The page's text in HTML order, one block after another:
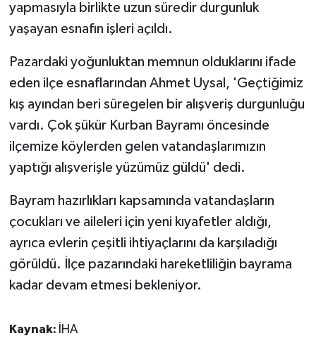
yapmasıyla birlikte uzun süredir durgunluk
yaşayan esnafın işleri açıldı.
Pazardaki yoğunluktan memnun olduklarını ifade
eden ilçe esnaflarından Ahmet Uysal, 'Geçtiğimiz
kış ayından beri süregelen bir alışveriş durgunluğu
vardı. Çok şükür Kurban Bayramı öncesinde
ilçemize köylerden gelen vatandaşlarımızın
yaptığı alışverişle yüzümüz güldü' dedi.
Bayram hazırlıkları kapsamında vatandaşların
çocukları ve aileleri için yeni kıyafetler aldığı,
ayrıca evlerin çeşitli ihtiyaçlarını da karşıladığı
görüldü. İlçe pazarındaki hareketliliğin bayrama
kadar devam etmesi bekleniyor.
Kaynak: İHA